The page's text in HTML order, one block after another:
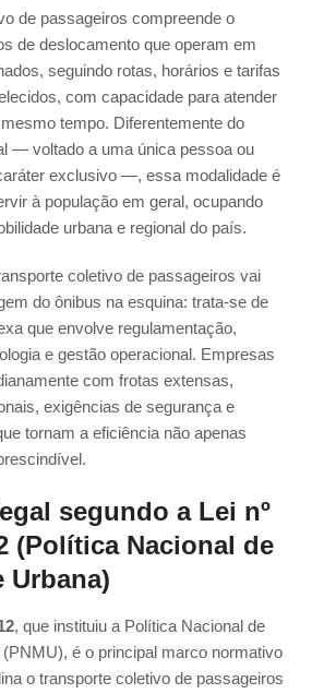
de passageiros compreende o
de deslocamento que operam em
seguindo rotas, horários e tarifas
com capacidade para atender
tempo. Diferentemente do
— voltado a uma única pessoa ou
exclusivo —, essa modalidade é
à população em geral, ocupando
urbana e regional do país.
coletivo de passageiros vai
do ônibus na esquina: trata-se de
que envolve regulamentação,
e gestão operacional. Empresas
com frotas extensas,
exigências de segurança e
tornam a eficiência não apenas
segundo a Lei nº
(Política Nacional de
Urbana)
, que instituiu a Política Nacional de
é o principal marco normativo
o transporte coletivo de passageiros